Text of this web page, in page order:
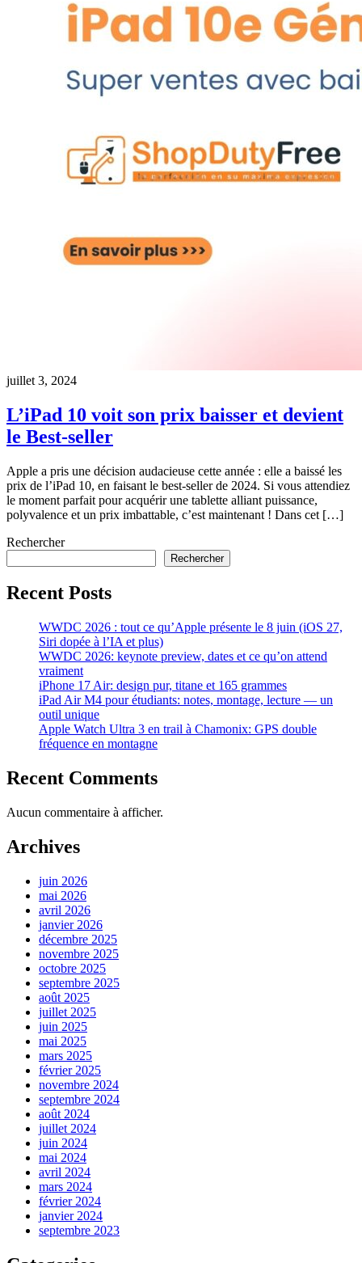
juillet 3, 2024
L’iPad 10 voit son prix baisser et devient
le Best-seller
Apple a pris une décision audacieuse cette année : elle a baissé les
prix de l’iPad 10, en faisant le best-seller de 2024. Si vous attendiez
le moment parfait pour acquérir une tablette alliant puissance,
polyvalence et un prix imbattable, c’est maintenant ! Dans cet […]
Rechercher
Rechercher
Recent Posts
WWDC 2026 : tout ce qu’Apple présente le 8 juin (iOS 27,
Siri dopée à l’IA et plus)
WWDC 2026: keynote preview, dates et ce qu’on attend
vraiment
iPhone 17 Air: design pur, titane et 165 grammes
iPad Air M4 pour étudiants: notes, montage, lecture — un
outil unique
Apple Watch Ultra 3 en trail à Chamonix: GPS double
fréquence en montagne
Recent Comments
Aucun commentaire à afficher.
Archives
juin 2026
mai 2026
avril 2026
janvier 2026
décembre 2025
novembre 2025
octobre 2025
septembre 2025
août 2025
juillet 2025
juin 2025
mai 2025
mars 2025
février 2025
novembre 2024
septembre 2024
août 2024
juillet 2024
juin 2024
mai 2024
avril 2024
mars 2024
février 2024
janvier 2024
septembre 2023